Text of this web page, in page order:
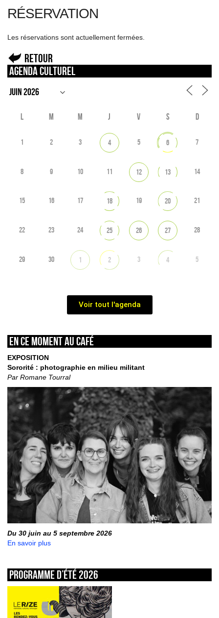
RÉSERVATION
Les réservations sont actuellement fermées.
Retour
Agenda culturel
L M M J V S D
1 2 3 4 5 6 7
8 9 10 11 12 13 14
15 16 17 18 19 20 21
22 23 24 25 26 27 28
29 30 1 2 3 4 5
Voir tout l'agenda
En ce moment au café
EXPOSITION
Sororité : photographie en milieu militant
Par Romane Tourral
Du 30 juin au 5 septembre 2026
En savoir plus
Programme d’été 2026